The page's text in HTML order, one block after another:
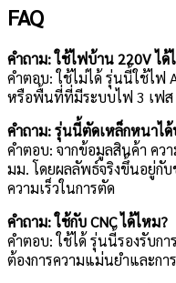
FAQ
คำถาม: ใช้ไฟบ้าน 220V ได้
คำตอบ: ใช้ไม่ได้ รุ่นนี้ใช้ไฟ
หรือพื้นที่ที่มีระบบไฟ 3 เฟส
คำถาม: รุ่นนี้ตัดเหล็กหนาไ
คำตอบ: จากข้อมูลสินค้า ค
มม. โดยผลลัพธ์จริงขึ้นอยู่กั
ความเร็วในการตัด
คำถาม: ใช้กับ CNC ได้ไหม?
คำตอบ: ใช้ได้ รุ่นนี้รองรับกา
ต้องการความแม่นยำและก